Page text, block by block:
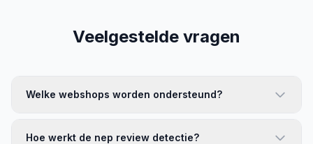
Veelgestelde vragen
Welke webshops worden ondersteund?
Hoe werkt de nep review detectie?